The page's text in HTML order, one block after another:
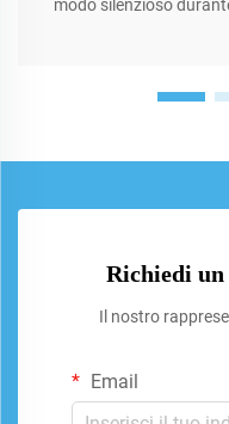
modo silenzioso
Richiedi
Il nostro
Email